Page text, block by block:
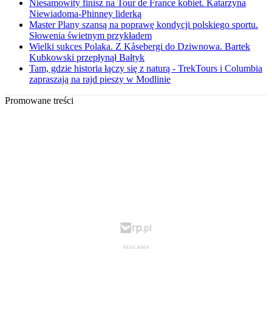
Niesamowity finisz na Tour de France kobiet. Katarzyna
Niewiadoma-Phinney liderką
Master Plany szansą na poprawę kondycji polskiego sportu.
Słowenia świetnym przykładem
Wielki sukces Polaka. Z Kåsebergi do Dziwnowa. Bartek
Kubkowski przepłynął Bałtyk
Tam, gdzie historia łączy się z naturą - TrekTours i Columbia
zapraszają na rajd pieszy w Modlinie
Promowane treści